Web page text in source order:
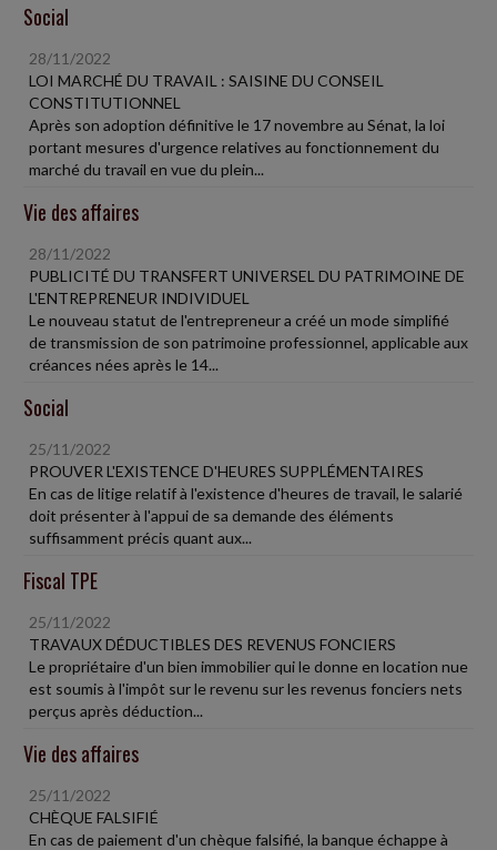
Social
28/11/2022
LOI MARCHÉ DU TRAVAIL : SAISINE DU CONSEIL
CONSTITUTIONNEL
Après son adoption définitive le 17 novembre au Sénat, la loi
portant mesures d'urgence relatives au fonctionnement du
marché du travail en vue du plein...
Vie des affaires
28/11/2022
PUBLICITÉ DU TRANSFERT UNIVERSEL DU PATRIMOINE DE
L'ENTREPRENEUR INDIVIDUEL
Le nouveau statut de l'entrepreneur a créé un mode simplifié
de transmission de son patrimoine professionnel, applicable aux
créances nées après le 14...
Social
25/11/2022
PROUVER L'EXISTENCE D'HEURES SUPPLÉMENTAIRES
En cas de litige relatif à l'existence d'heures de travail, le salarié
doit présenter à l'appui de sa demande des éléments
suffisamment précis quant aux...
Fiscal TPE
25/11/2022
TRAVAUX DÉDUCTIBLES DES REVENUS FONCIERS
Le propriétaire d'un bien immobilier qui le donne en location nue
est soumis à l'impôt sur le revenu sur les revenus fonciers nets
perçus après déduction...
Vie des affaires
25/11/2022
CHÈQUE FALSIFIÉ
En cas de paiement d'un chèque falsifié, la banque échappe à